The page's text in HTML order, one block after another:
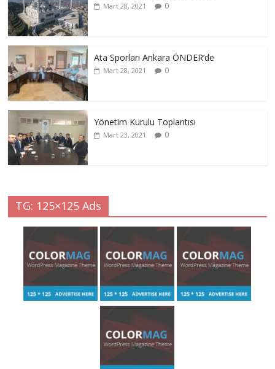
Mart 28, 2021 0
Ata Sporları Ankara ÖNDER’de
Mart 28, 2021 0
Yönetim Kurulu Toplantısı
Mart 23, 2021 0
TG: 125×125 Ads